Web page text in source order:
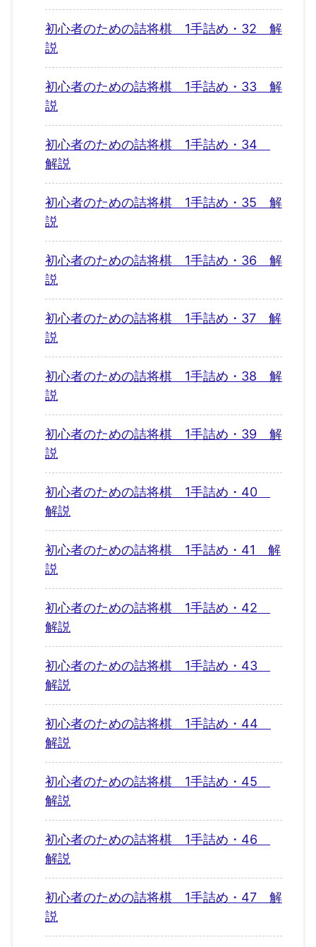
初心者のための詰将棋 1手詰め・32 解
説
初心者のための詰将棋 1手詰め・33 解
説
初心者のための詰将棋 1手詰め・34
解説
初心者のための詰将棋 1手詰め・35 解
説
初心者のための詰将棋 1手詰め・36 解
説
初心者のための詰将棋 1手詰め・37 解
説
初心者のための詰将棋 1手詰め・38 解
説
初心者のための詰将棋 1手詰め・39 解
説
初心者のための詰将棋 1手詰め・40
解説
初心者のための詰将棋 1手詰め・41 解
説
初心者のための詰将棋 1手詰め・42
解説
初心者のための詰将棋 1手詰め・43
解説
初心者のための詰将棋 1手詰め・44
解説
初心者のための詰将棋 1手詰め・45
解説
初心者のための詰将棋 1手詰め・46
解説
初心者のための詰将棋 1手詰め・47 解
説